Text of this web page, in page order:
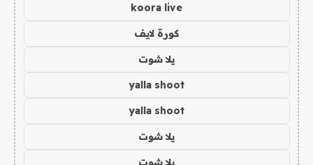
koora live
كورة لايف
يلا شوت
yalla shoot
yalla shoot
يلا شوت
يلا شوت